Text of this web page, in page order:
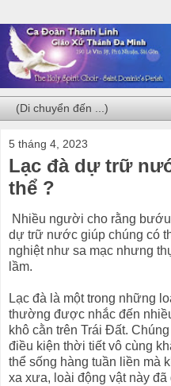
5 tháng 4, 2023
Lạc đà dự trữ
thể ?
Nhiều người cho rằng
dự trữ nước giúp chúng có
nghiệt như sa mạc nhưng
lầm.
Lạc đà là một trong những
thường được nhắc đến
khô cằn trên Trái Đất.
điều kiện thời tiết vô cùng
thể sống hàng tuần liền mà
xa xưa, loài động vật này